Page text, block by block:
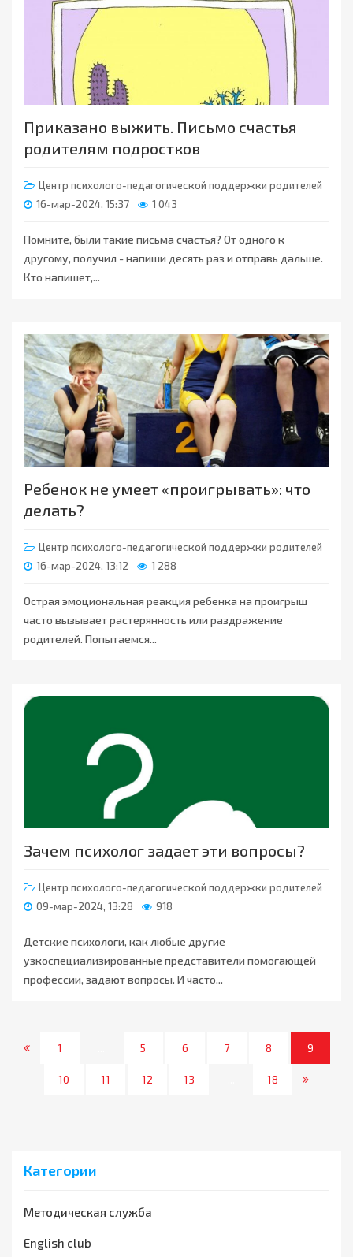
Приказано выжить. Письмо счастья
родителям подростков
Центр психолого-педагогической поддержки родителей
16-мар-2024, 15:37
1 043
Помните, были такие письма счастья? От одного к
другому, получил - напиши десять раз и отправь дальше.
Кто напишет,...
Ребенок не умеет «проигрывать»: что
делать?
Центр психолого-педагогической поддержки родителей
16-мар-2024, 13:12
1 288
Острая эмоциональная реакция ребенка на проигрыш
часто вызывает растерянность или раздражение
родителей. Попытаемся...
Зачем психолог задает эти вопросы?
Центр психолого-педагогической поддержки родителей
09-мар-2024, 13:28
918
Детские психологи, как любые другие
узкоспециализированные представители помогающей
профессии, задают вопросы. И часто...
1 5 6 7 8 9
10 11 12 13 18
Категории
Методическая служба
English club